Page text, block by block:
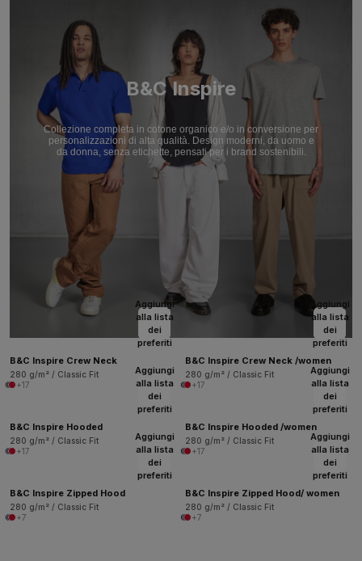
B&C Inspire
Collezione completa in cotone organico e/o in conversione per
personalizzazioni di alta qualità. Design moderni, da uomo e
da donna, senza etichette, pensati per i brand sostenibili.
Aggiungi
alla lista
dei
preferiti
B&C Inspire Crew Neck
280 g/m² / Classic Fit
+17
Aggiungi
alla lista
dei
preferiti
B&C Inspire Crew Neck /women
280 g/m² / Classic Fit
+17
Aggiungi
alla lista
dei
preferiti
B&C Inspire Hooded
280 g/m² / Classic Fit
+17
Aggiungi
alla lista
dei
preferiti
B&C Inspire Hooded /women
280 g/m² / Classic Fit
+17
Aggiungi
alla lista
dei
preferiti
B&C Inspire Zipped Hood
280 g/m² / Classic Fit
+7
Aggiungi
alla lista
dei
preferiti
B&C Inspire Zipped Hood/ women
280 g/m² / Classic Fit
+7